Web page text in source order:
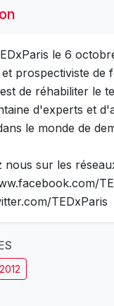
le 6
prospectiviste de
de réhabiliter le
d'experts et
le monde de
nous sur les
TEDxParis